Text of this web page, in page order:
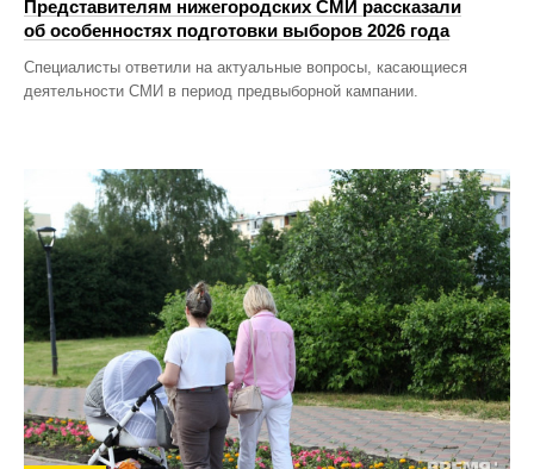
Представителям нижегородских СМИ рассказали
об особенностях подготовки выборов 2026 года
Специалисты ответили на актуальные вопросы, касающиеся
деятельности СМИ в период предвыборной кампании.